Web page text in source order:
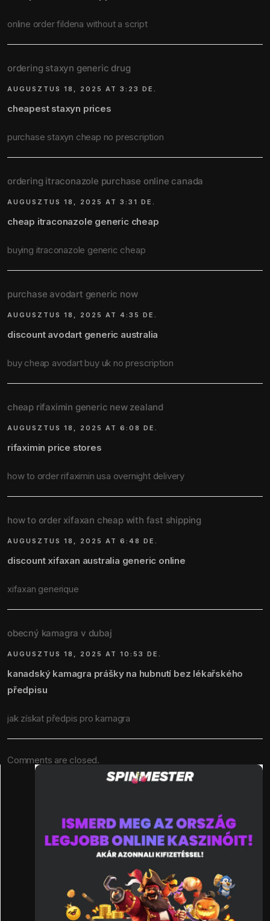
online order fildena without a script
ordering staxyn generic drug
AUGUSZTUS 18, 2025 AT 3:23 DE.
cheapest staxyn prices
purchase staxyn cheap no prescription
ordering itraconazole purchase online canada
AUGUSZTUS 18, 2025 AT 3:31 DE.
cheap itraconazole generic cheap
buying itraconazole generic cheap
purchase avodart generic now
AUGUSZTUS 18, 2025 AT 4:35 DE.
discount avodart generic australia
buy cheap avodart buy uk no prescription
cheap rifaximin generic new zealand
AUGUSZTUS 18, 2025 AT 6:08 DE.
rifaximin price stores
how to order rifaximin usa overnight delivery
how to order xifaxan cheap with fast shipping
AUGUSZTUS 18, 2025 AT 6:48 DE.
discount xifaxan australia generic online
xifaxan generique
obecný kamagra v dubaj
AUGUSZTUS 18, 2025 AT 10:53 DE.
kanadský kamagra prášky na hubnutí bez lékařského
předpisu
jak získat předpis pro kamagra
Comments are closed.